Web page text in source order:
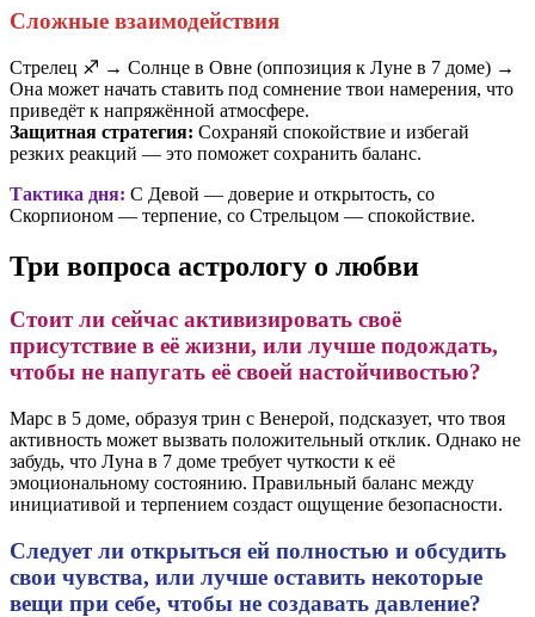
Сложные взаимодействия
Стрелец ♐️ → Солнце в Овне (оппозиция к Луне в 7 доме) →
Она может начать ставить под сомнение твои намерения, что
приведёт к напряжённой атмосфере.
Защитная стратегия: Сохраняй спокойствие и избегай
резких реакций — это поможет сохранить баланс.
Тактика дня: С Девой — доверие и открытость, со
Скорпионом — терпение, со Стрельцом — спокойствие.
Три вопроса астрологу о любви
Стоит ли сейчас активизировать своё
присутствие в её жизни, или лучше подождать,
чтобы не напугать её своей настойчивостью?
Марс в 5 доме, образуя трин с Венерой, подсказует, что твоя
активность может вызвать положительный отклик. Однако не
забудь, что Луна в 7 доме требует чуткости к её
эмоциональному состоянию. Правильный баланс между
инициативой и терпением создаст ощущение безопасности.
Следует ли открыться ей полностью и обсудить
свои чувства, или лучше оставить некоторые
вещи при себе, чтобы не создавать давление?